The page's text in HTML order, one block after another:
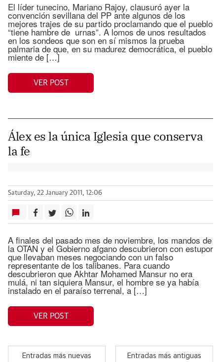
El líder tunecino, Mariano Rajoy, clausuró ayer la
convención sevillana del PP ante algunos de los
mejores trajes de su partido proclamando que el pueblo
“tiene hambre de urnas”. A lomos de unos resultados
en los sondeos que son en sí mismos la prueba
palmaria de que, en su madurez democrática, el pueblo
miente de […]
VER POST
Álex es la única Iglesia que conserva
la fe
Saturday, 22 January 2011, 12:06
A finales del pasado mes de noviembre, los mandos de
la OTAN y el Gobierno afgano descubrieron con estupor
que llevaban meses negociando con un falso
representante de los talibanes. Para cuando
descubrieron que Akhtar Mohamed Mansur no era
mulá, ni tan siquiera Mansur, el hombre se ya había
instalado en el paraíso terrenal, a […]
VER POST
Entradas más nuevas Entradas más antiguas